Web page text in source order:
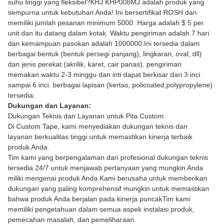
suhu tinggi yang fleksibel?KHJ KHP008MJ adalah produk yang
sempurna untuk kebutuhan Anda! Ini bersertifikat ROSH dan
memiliki jumlah pesanan minimum 5000. Harga adalah $ 5 per
unit dan itu datang dalam kotak. Waktu pengiriman adalah 7 hari
dan kemampuan pasokan adalah 1000000.Ini tersedia dalam
berbagai bentuk (bentuk persegi panjang), lingkaran, oval, dll)
dan jenis perekat (akrilik, karet, cair panas). pengiriman
memakan waktu 2-3 minggu dan inti dapat berkisar dari 3 inci
sampai 6 inci. berbagai lapisan (kertas, policoated,polypropylene)
tersedia.
Dukungan dan Layanan:
Dukungan Teknis dan Layanan untuk Pita Custom
Di Custom Tape, kami menyediakan dukungan teknis dan
layanan berkualitas tinggi untuk memastikan kinerja terbaik
produk Anda.
Tim kami yang berpengalaman dari profesional dukungan teknis
tersedia 24/7 untuk menjawab pertanyaan yang mungkin Anda
miliki mengenai produk Anda.Kami berusaha untuk memberikan
dukungan yang paling komprehensif mungkin untuk memastikan
bahwa produk Anda berjalan pada kinerja puncakTim kami
memiliki pengetahuan dalam semua aspek instalasi produk,
pemecahan masalah, dan pemeliharaan.